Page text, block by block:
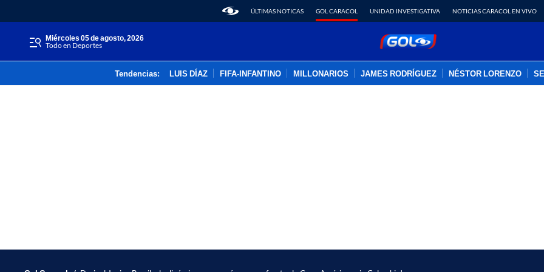
ÚLTIMAS NOTICAS GOL CARACOL UNIDAD INVESTIGATIVA NOTICIAS CARACOL EN VIVO
miércoles 05 de agosto, 2026
Todo en Deportes
Tendencias: LUIS DÍAZ FIFA-INFANTINO MILLONARIOS JAMES RODRÍGUEZ NÉSTOR LORENZO